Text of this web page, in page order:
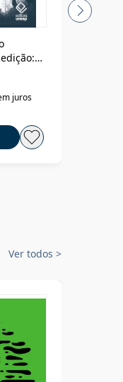
juros
Ver todos >